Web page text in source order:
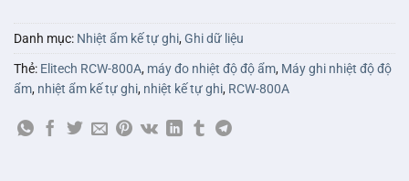
Danh mục: Nhiệt ẩm kế tự ghi,Ghi dữ liệu
Thẻ: Elitech RCW-800A, máy đo nhiệt độ độ ẩm, Máy ghi nhiệt độ độ
ẩm, nhiệt ẩm kế tự ghi, nhiệt kế tự ghi, RCW-800A